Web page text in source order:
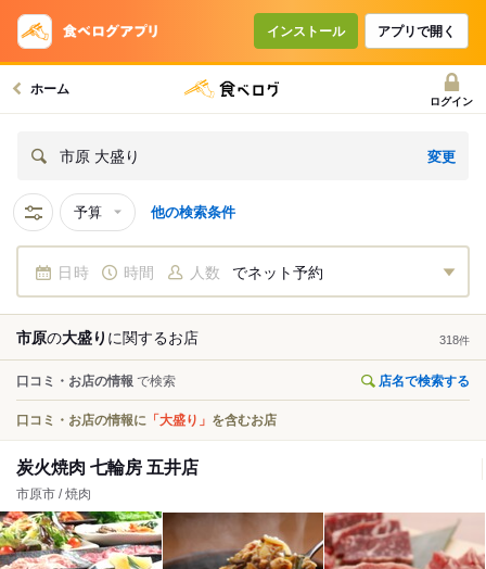
インストール アプリで開く
ホーム
ログイン
市原 大盛り 変更
予算 他の検索条件
日時 時間 人数 でネット予約
市原の大盛り に関するお店 318件
口コミ・お店の情報 で検索 店名で検索する
口コミ・お店の情報に 「大盛り」 を含むお店
炭火焼肉 七輪房 五井店
市原市 / 焼肉